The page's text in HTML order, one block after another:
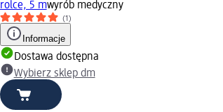
rolce, 5 mwyrób medyczny
(1)
Informacje
Dostawa dostępna
Wybierz sklep dm